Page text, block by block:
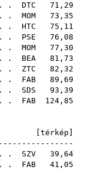
. DTC 71,29
. MOM 73,35
. HTC 75,11
. PSE 76,08
. MOM 77,30
. . BEA 81,73
. ZTC 82,32
. FAB 89,69
. SDS 93,39
. FAB 124,85
[ térkép
. SZV 39,64
. . FAB 41,05